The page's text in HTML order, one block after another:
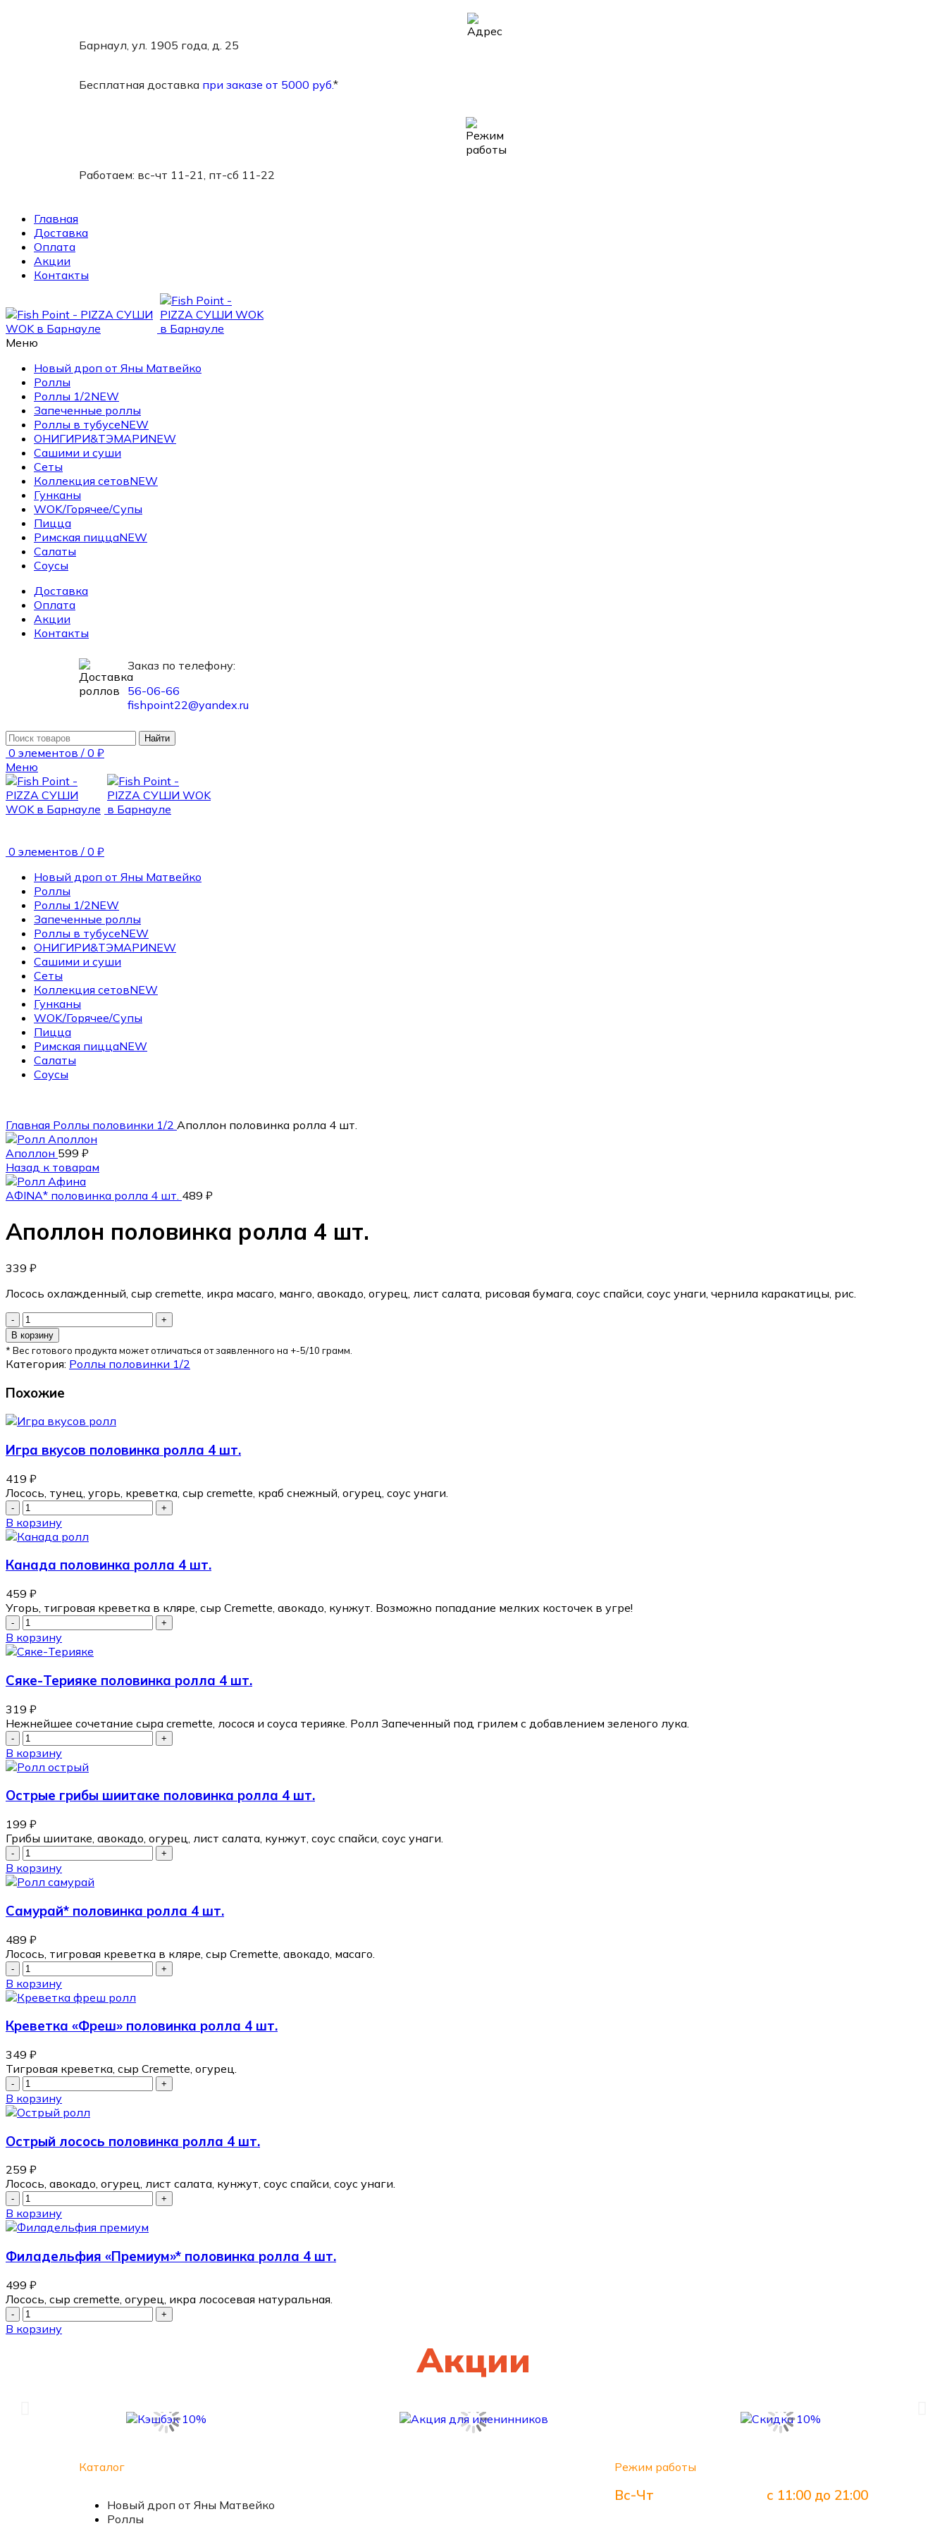
Барнаул, ул. 1905 года, д. 25
Бесплатная доставка при заказе от 5000 руб.*
Работаем: вс-чт 11-21, пт-сб 11-22
Главная
Доставка
Оплата
Акции
Контакты
Меню
Новый дроп от Яны Матвейко
Роллы
Роллы 1/2NEW
Запеченные роллы
Роллы в тубусеNEW
ОНИГИРИ&ТЭМАРИNEW
Сашими и суши
Сеты
Коллекция сетовNEW
Гунканы
WOK/Горячее/Супы
Пицца
Римская пиццаNEW
Салаты
Соусы
Доставка
Оплата
Акции
Контакты
Заказ по телефону:
56-06-66
fishpoint22@yandex.ru
Найти
0 элементов / 0 ₽
Меню
0 элементов / 0 ₽
Новый дроп от Яны Матвейко
Роллы
Роллы 1/2NEW
Запеченные роллы
Роллы в тубусеNEW
ОНИГИРИ&ТЭМАРИNEW
Сашими и суши
Сеты
Коллекция сетовNEW
Гунканы
WOK/Горячее/Супы
Пицца
Римская пиццаNEW
Салаты
Соусы
Главная Роллы половинки 1/2 Аполлон половинка ролла 4 шт.
Аполлон 599 ₽
Назад к товарам
АФINА* половинка ролла 4 шт. 489 ₽
Аполлон половинка ролла 4 шт.
339 ₽
Лосось охлажденный, сыр cremette, икра масаго, манго, авокадо, огурец, лист салата, рисовая бумага, соус спайси, соус унаги, чернила каракатицы, рис.
В корзину
* Вес готового продукта может отличаться от заявленного на +-5/10 грамм.
Категория: Роллы половинки 1/2
Похожие
Игра вкусов половинка ролла 4 шт.
419 ₽
Лосось, тунец, угорь, креветка, сыр cremette, краб снежный, огурец, соус унаги.
В корзину
Канада половинка ролла 4 шт.
459 ₽
Угорь, тигровая креветка в кляре, сыр Cremette, авокадо, кунжут. Возможно попадание мелких косточек в угре!
В корзину
Сяке-Терияке половинка ролла 4 шт.
319 ₽
Нежнейшее сочетание сыра cremette, лосося и соуса терияке. Ролл Запеченный под грилем с добавлением зеленого лука.
В корзину
Острые грибы шиитаке половинка ролла 4 шт.
199 ₽
Грибы шиитаке, авокадо, огурец, лист салата, кунжут, соус спайси, соус унаги.
В корзину
Самурай* половинка ролла 4 шт.
489 ₽
Лосось, тигровая креветка в кляре, сыр Cremette, авокадо, масаго.
В корзину
Креветка «Фреш» половинка ролла 4 шт.
349 ₽
Тигровая креветка, сыр Cremette, огурец.
В корзину
Острый лосось половинка ролла 4 шт.
259 ₽
Лосось, авокадо, огурец, лист салата, кунжут, соус спайси, соус унаги.
В корзину
Филадельфия «Премиум»* половинка ролла 4 шт.
499 ₽
Лосось, сыр cremette, огурец, икра лососевая натуральная.
В корзину
Акции
Каталог
Новый дроп от Яны Матвейко
Роллы
Режим работы
Вс-Чт с 11:00 до 21:00